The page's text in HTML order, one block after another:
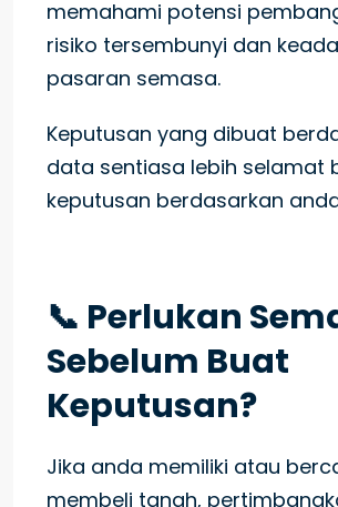
memahami potensi
risiko tersembunyi dan
pasaran semasa.
Keputusan yang dibuat
data sentiasa lebih selamat
keputusan berdasarkan
📞 Perlukan
Sebelum Buat
Keputusan?
Jika anda memiliki atau
membeli tanah,